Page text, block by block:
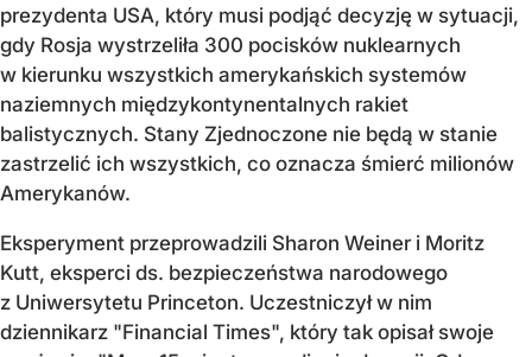
prezydenta USA, który musi podjąć decyzję w sytuacji,
gdy Rosja wystrzeliła 300 pocisków nuklearnych
w kierunku wszystkich amerykańskich systemów
naziemnych międzykontynentalnych rakiet
balistycznych. Stany Zjednoczone nie będą w stanie
zastrzelić ich wszystkich, co oznacza śmierć milionów
Amerykanów.
Eksperyment przeprowadzili Sharon Weiner i Moritz
Kutt, eksperci ds. bezpieczeństwa narodowego
z Uniwersytetu Princeton. Uczestniczył w nim
dziennikarz "Financial Times", który tak opisał swoje